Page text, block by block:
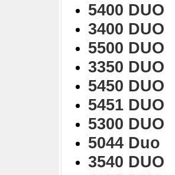
5400 DUO
3400 DUO
5500 DUO
3350 DUO
5450 DUO
5451 DUO
5300 DUO
5044 Duo
3540 DUO